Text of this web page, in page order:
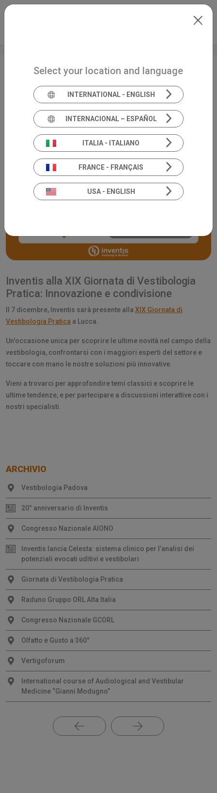
Skip to main content
ARCHIVIO
Vestibologia Padova
20° anniversario di Inventis
Congresso Nazionale AIONO
Inventis lancia Celesta: sistema clinico per l’analisi dei
potenziali evocati uditivi e vestibolari
Giornata di Vestibologia Pratica
Raduno Gruppo ORL Alta Italia
Congresso Nazionale GCORL
Olfatto e Gusto a 360°
Vertigoforum
International course of Audiological and Vestibular
Medicine “Gianni Modugno”
Giornata di
Vestibologia Pratica
Inventis alla XIX Giornata di Vestibologia
Pratica: Innovazione e condivisione
Il 7 dicembre, Inventis sarà presente alla XIX Giornata di
Vestibologia Pratica a Lucca.
Un'occasione unica per scoprire le ultime novità nel campo della
vestibologia, confrontarsi con i maggiori esperti del settore e
toccare con mano le nostre soluzioni più innovative.
Vieni a trovarci per approfondire temi classici e scoprire le
ultime tendenze, e per partecipare a discussioni interattive con i
nostri specialisti.
Select your location and language
INTERNATIONAL - ENGLISH
INTERNACIONAL – ESPAÑOL
ITALIA - ITALIANO
FRANCE - FRANÇAIS
USA - ENGLISH